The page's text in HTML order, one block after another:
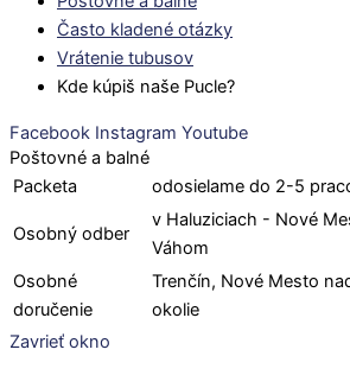
Často kladené otázky
Vrátenie tubusov
Kde kúpiš naše Pucle?
Facebook Instagram Youtube
Poštovné a balné
Packeta
odosielame do 2-5
Osobný odber
v Haluziciach - Nové
Váhom
Osobné
doručenie
Trenčín, Nové Mesto
okolie
Zavrieť okno